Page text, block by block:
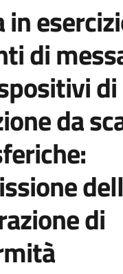
in
di
di
da
di